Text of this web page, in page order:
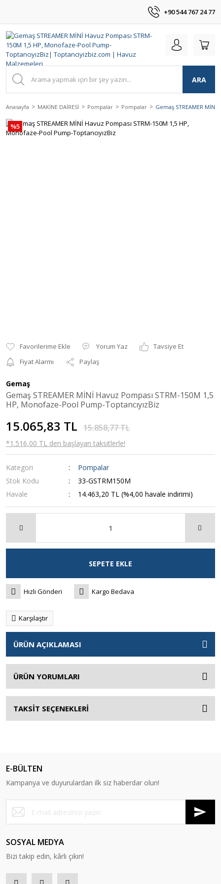
+90 544 767 24 77
ARA
Anasayfa MAKİNE DAİRESİ Pompalar Pompalar Gemaş STREAMER
%5
Yorum Yaz
Tavsiye Et
Fiyat Alarmı
Paylaş
Gemaş
Gemaş STREAMER MİNİ Havuz Pompası STRM-150M 1,5
HP, Monofaze-Pool Pump-ToptancıyızBiz
15.065,83 TL 15.858,77 TL
*1.516,00 TL den başlayan taksitlerle!
Kategori
Pompalar
Stok Kodu
33-GSTRM150M
Havale
14.463,20 TL (%4,00 havale indirimi)
SEPETE EKLE
Hızlı Gönderi Kargo Bedava
Karşılaştır
ÜRÜN AÇIKLAMASI
ÜRÜN YORUMLARI
TAKSİT SEÇENEKLERİ
E-BÜLTEN
Kampanya ve duyurulardan ilk siz haberdar olun!
SOSYAL MEDYA
Bizi takip edin, kârlı çıkın!